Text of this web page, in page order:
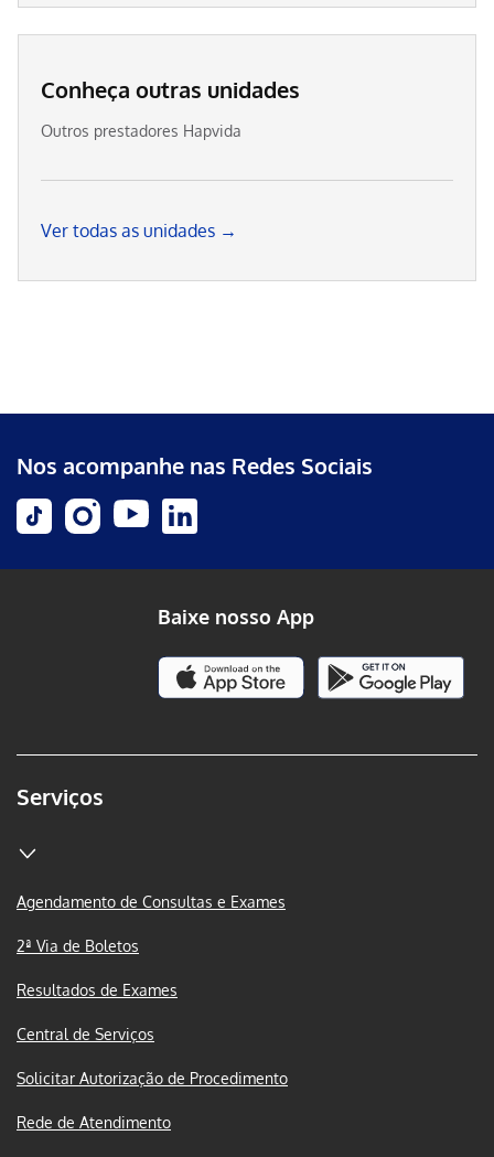
Conheça outras unidades
Outros prestadores Hapvida
Ver todas as unidades →
Nos acompanhe nas Redes Sociais
Serviços
Agendamento de Consultas e Exames
2ª Via de Boletos
Resultados de Exames
Central de Serviços
Solicitar Autorização de Procedimento
Rede de Atendimento
Baixe nosso App